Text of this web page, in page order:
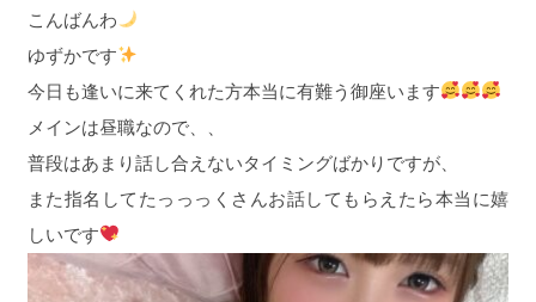
こんばんわ
ゆずかです
今日も逢いに来てくれた方本当に有難う御座います
メインは昼職なので、、
普段はあまり話し合えないタイミングばかりですが、
また指名してたっっっくさんお話してもらえたら本当に嬉
しいです